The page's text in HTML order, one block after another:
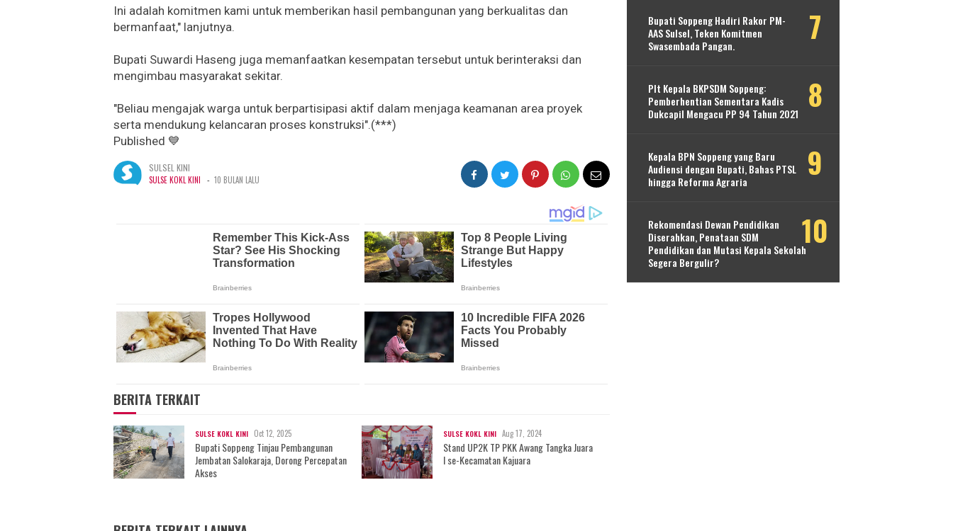
Ini adalah komitmen kami untuk memberikan hasil pembangunan yang berkualitas dan
bermanfaat," lanjutnya.
Bupati Suwardi Haseng juga memanfaatkan kesempatan tersebut untuk berinteraksi dan
mengimbau masyarakat sekitar.
"Beliau mengajak warga untuk berpartisipasi aktif dalam menjaga keamanan area proyek
serta mendukung kelancaran proses konstruksi".(***)
Published 💙
SULSEL KINI
SULSE KOKL KINI - 10 BULAN LALU
BERITA TERKAIT
SULSE KOKL KINI Oct 12, 2025
Bupati Soppeng Tinjau Pembangunan
Jembatan Salokaraja, Dorong Percepatan
Akses
SULSE KOKL KINI Aug 17, 2024
Stand UP2K TP PKK Awang Tangka Juara
I se-Kecamatan Kajuara
Bupati Soppeng Hadiri Rakor PM-
AAS Sulsel, Teken Komitmen
Swasembada Pangan.
Plt Kepala BKPSDM Soppeng:
Pemberhentian Sementara Kadis
Dukcapil Mengacu PP 94 Tahun 2021
Kepala BPN Soppeng yang Baru
Audiensi dengan Bupati, Bahas PTSL
hingga Reforma Agraria
Rekomendasi Dewan Pendidikan
Diserahkan, Penataan SDM
Pendidikan dan Mutasi Kepala Sekolah
Segera Bergulir?